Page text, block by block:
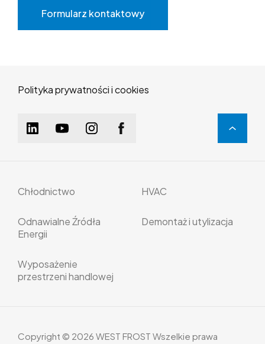
Formularz kontaktowy
Polityka prywatności i cookies
Chłodnictwo HVAC
Odnawialne Źródła
Energii
Demontaż i utylizacja
Wyposażenie
przestrzeni handlowej
Copyright © 2026 WEST FROST Wszelkie prawa